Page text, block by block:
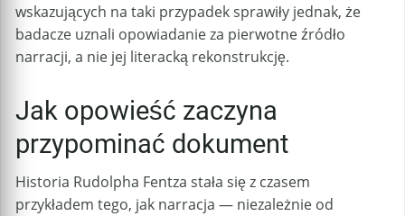
wskazujących na taki przypadek sprawiły jednak, że
badacze uznali opowiadanie za pierwotne źródło
narracji, a nie jej literacką rekonstrukcję.
Jak opowieść zaczyna
przypominać dokument
Historia Rudolpha Fentza stała się z czasem
przykładem tego, jak narracja — niezależnie od